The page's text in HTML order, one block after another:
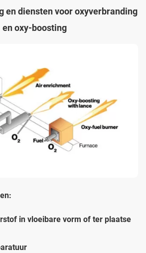
en diensten voor oxyverbranding
en oxy-boosting
in vloeibare vorm of ter plaatse